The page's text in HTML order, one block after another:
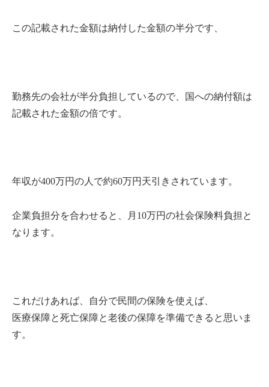
この記載された金額は納付した金額の半分です、
勤務先の会社が半分負担しているので、国への納付額は
記載された金額の倍です。
年収が400万円の人で約60万円天引きされています。
企業負担分を合わせると、月10万円の社会保険料負担と
なります。
これだけあれば、自分で民間の保険を使えば、
医療保障と死亡保障と老後の保障を準備できると思いま
す。